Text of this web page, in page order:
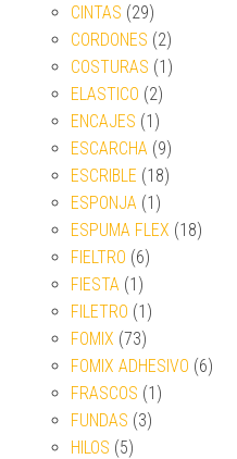
CINTAS (29)
CORDONES (2)
COSTURAS (1)
ELASTICO (2)
ENCAJES (1)
ESCARCHA (9)
ESCRIBLE (18)
ESPONJA (1)
ESPUMA FLEX (18)
FIELTRO (6)
FIESTA (1)
FILETRO (1)
FOMIX (73)
FOMIX ADHESIVO (6)
FRASCOS (1)
FUNDAS (3)
HILOS (5)